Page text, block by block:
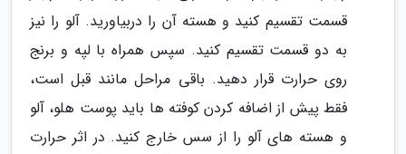
قسمت تقسیم کنید و هسته آن را دربیاورید. آلو را نیز
به دو قسمت تقسیم کنید. سپس همراه با لپه و برنج
روی حرارت قرار دهید. باقی مراحل مانند قبل است،
فقط پیش از اضافه کردن کوفته ها باید پوست هلو، آلو
و هسته های آلو را از سس خارج کنید. در اثر حرارت